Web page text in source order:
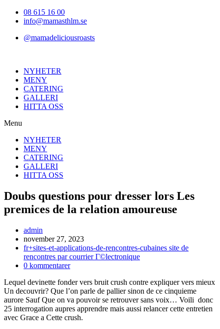
Hoppa08 615 16 00
info@mamasthlm.se
@mamadeliciousroasts
NYHETER
MENY
CATERING
GALLERI
HITTA OSS
Menu
NYHETER
MENY
CATERING
GALLERI
HITTA OSS
Doubs questions pour dresser lors Les
premices de la relation amoureuse
Inläggsförfattare:
admin
Inlägget
publicerat:
november 27, 2023
Inläggskategori:
fr+sites-et-applications-de-rencontres-cubaines site de
rencontres par courrier Г©lectronique
Kommentarer
inlägget:
0 kommentarer
Lequel devinette fonder vers bruit crush contre expliquer vers mieux
Un decouvrir? Que l’on parle de pallier sinon de ce cinquieme
aurore Sauf Que on va pouvoir se retrouver sans voix… Voili donc
25 interrogation aupres apprendre mais aussi relancer cette entretien
avec Grace a Cette crush.